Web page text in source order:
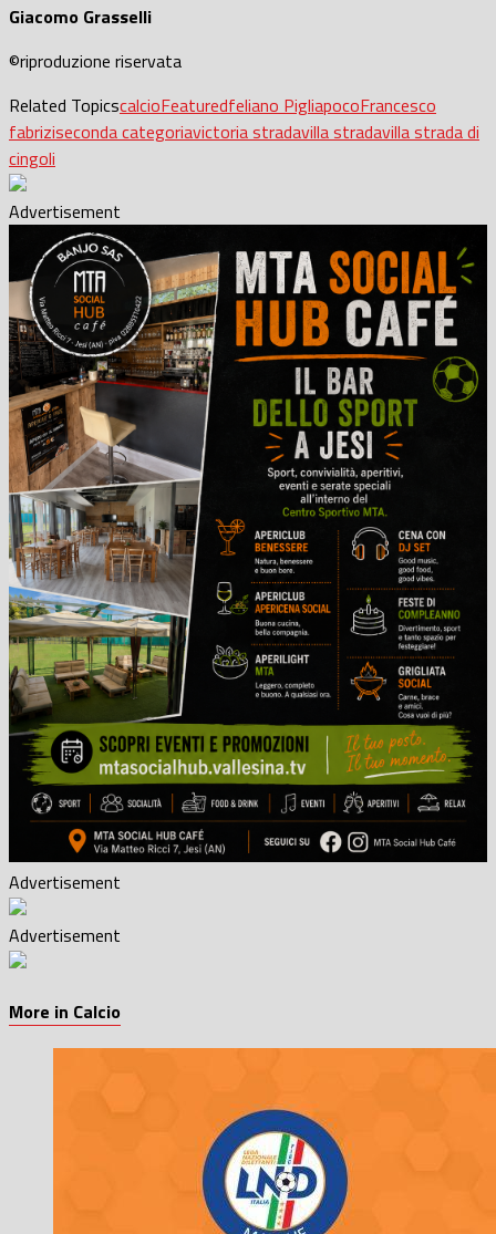
Giacomo Grasselli
©riproduzione riservata
Related TopicscalcioFeaturedfeliano PigliapocoFrancesco
fabriziseconda categoriavictoria stradavilla stradavilla strada di
cingoli
Advertisement
Advertisement
Advertisement
More in Calcio